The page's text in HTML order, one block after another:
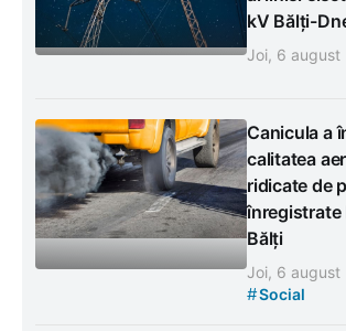
kV Bălți-
Joi, 6 august
Canicula a
calitatea
ridicate de
înregistrate
Bălți
Joi, 6 august
#Social